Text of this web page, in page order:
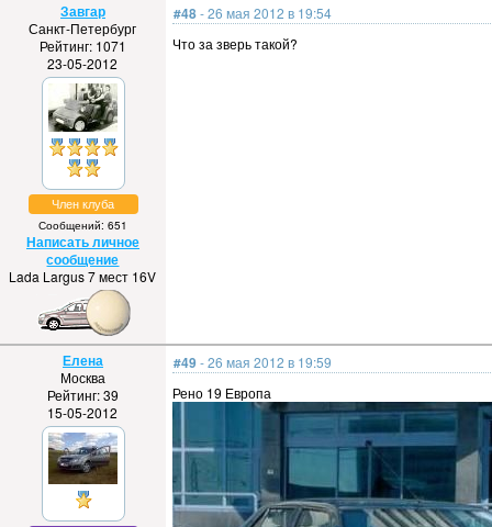
Завгар
Санкт-Петербург
Рейтинг: 1071
23-05-2012
Член клуба
Сообщений: 651
Написать личное
сообщение
Lada Largus 7 мест 16V
#48- 26 мая 2012 в 19:54
Что за зверь такой?
Елена
Москва
Рейтинг: 39
15-05-2012
#49- 26 мая 2012 в 19:59
Рено 19 Европа